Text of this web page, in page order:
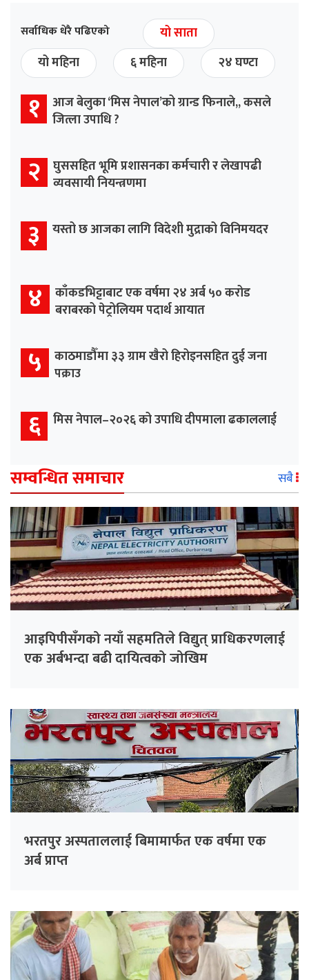
सर्वाधिक धेरै पढिएको
यो साता
यो महिना
६ महिना २४ घण्टा
१ आज बेलुका ‘मिस नेपाल’को ग्रान्ड फिनाले,, कसले
जित्ला उपाधि ?
२ घुससहित भूमि प्रशासनका कर्मचारी र लेखापढी
व्यवसायी नियन्त्रणमा
३ यस्तो छ आजका लागि विदेशी मुद्राको विनिमयदर
४ काँकडभिट्टाबाट एक वर्षमा २४ अर्ब ५० करोड
बराबरको पेट्रोलियम पदार्थ आयात
५ काठमाडौँमा ३३ ग्राम खैरो हिरोइनसहित दुई जना
पक्राउ
६ मिस नेपाल–२०२६ को उपाधि दीपमाला ढकाललाई
सम्वन्धित समाचार सबै
आइपिपीसँगको नयाँ सहमतिले विद्युत् प्राधिकरणलाई
एक अर्बभन्दा बढी दायित्वको जोखिम
भरतपुर अस्पताललाई बिमामार्फत एक वर्षमा एक
अर्ब प्राप्त